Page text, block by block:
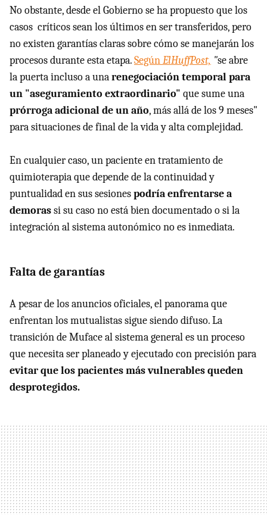
No obstante, desde el Gobierno se ha propuesto que los
casos críticos sean los últimos en ser transferidos, pero
no existen garantías claras sobre cómo se manejarán los
procesos durante esta etapa.SegúnElHuffPost, "se abre
la puerta incluso a unarenegociación temporal para
un "aseguramiento extraordinario" que sume una
prórroga adicional de un año, más allá de los 9 meses"
para situaciones de final de la vida y alta complejidad.
En cualquier caso, un paciente en tratamiento de
quimioterapia que depende de la continuidad y
puntualidad en sus sesionespodría enfrentarse a
demorassi su caso no está bien documentado o si la
integración al sistema autonómico no es inmediata.
Falta de garantías
A pesar de los anuncios oficiales, el panorama que
enfrentan los mutualistas sigue siendo difuso. La
transición de Muface al sistema general es un proceso
que necesita ser planeado y ejecutado con precisión para
evitar que los pacientes más vulnerables queden
desprotegidos.